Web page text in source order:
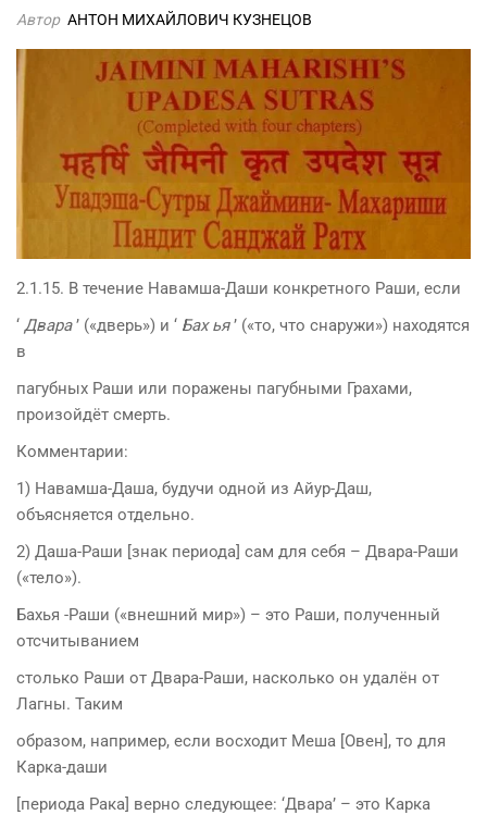
Автор АНТОН МИХАЙЛОВИЧ КУЗНЕЦОВ
2.1.15. В течение Навамша-Даши конкретного Раши, если
‘ Двара’ («дверь») и ‘ Бах ья’ («то, что снаружи») находятся
в
пагубных Раши или поражены пагубными Грахами,
произойдёт смерть.
Комментарии:
1) Навамша-Даша, будучи одной из Айур-Даш,
объясняется отдельно.
2) Даша-Раши [знак периода] сам для себя – Двара-Раши
(«тело»).
Бахья -Раши («внешний мир») – это Раши, полученный
отсчитыванием
столько Раши от Двара-Раши, насколько он удалён от
Лагны. Таким
образом, например, если восходит Меша [Овен], то для
Карка-даши
[периода Рака] верно следующее: ‘Двара’ – это Карка